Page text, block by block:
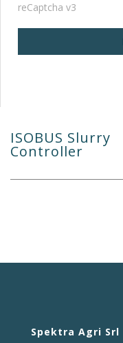
reCaptcha v3
ISOBUS Slurry
Controller
Spektra Agri Srl